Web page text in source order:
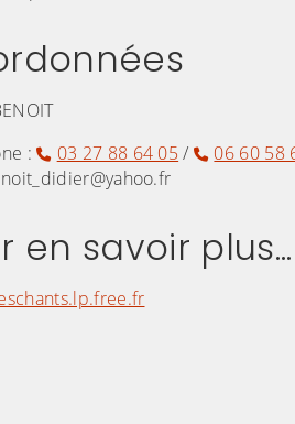
:
03 27 88 64 05/
06 60 58
en savoir plus...